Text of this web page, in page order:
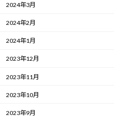
2024年3月
2024年2月
2024年1月
2023年12月
2023年11月
2023年10月
2023年9月